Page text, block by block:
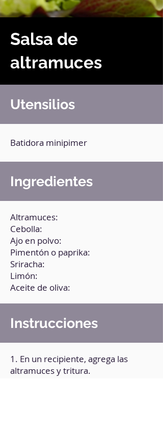
Salsa de
altramuces
Utensilios
Batidora minipimer
Ingredientes
Altramuces:
Cebolla:
Ajo en polvo:
Pimentón o paprika:
Sriracha:
Limón:
Aceite de oliva:
Instrucciones
1. En un recipiente, agrega las
altramuces y tritura.